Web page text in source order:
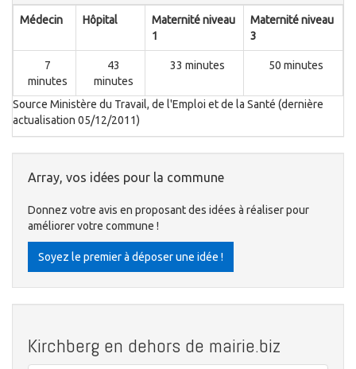
Médecin Hôpital
Maternité niveau
1
Maternité niveau
3
7
minutes
43
minutes
33 minutes 50 minutes
Source Ministère du Travail, de l'Emploi et de la Santé (dernière
actualisation 05/12/2011)
Array, vos idées pour la commune
Donnez votre avis en proposant des idées à réaliser pour
améliorer votre commune !
Soyez le premier à déposer une idée !
Kirchberg en dehors de mairie.biz